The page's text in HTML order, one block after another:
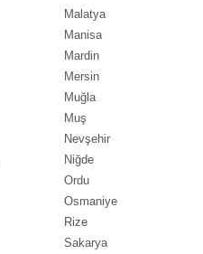
Malatya
Manisa
Mardin
Mersin
Muğla
Muş
Nevşehir
Niğde
Ordu
Osmaniye
Rize
Sakarya